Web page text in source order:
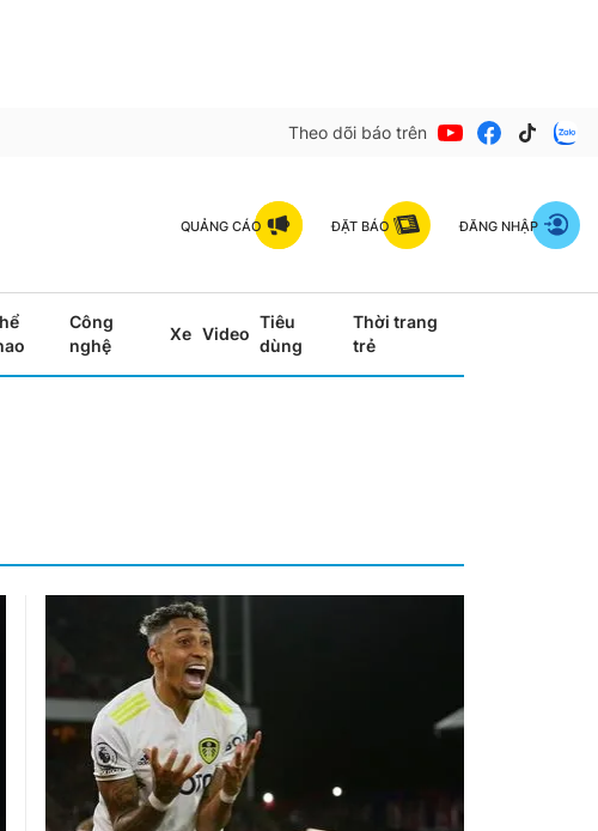
Theo dõi báo trên
QUẢNG CÁO ĐẶT BÁO ĐĂNG NHẬP
Công
nghệ
Xe Video
Tiêu
dùng
Thời trang
trẻ